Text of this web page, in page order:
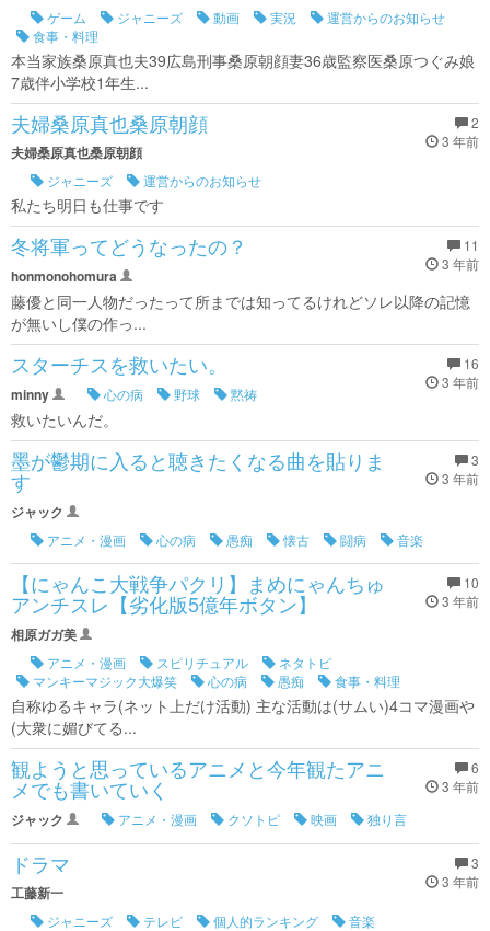
ゲーム ジャニーズ 動画 実況
運営からのお知らせ
食事・料理
本当家族桑原真也夫39広島刑事桑原朝顔妻36歳監察医桑原つぐみ娘
7歳伴小学校1年生...
2
3 年前
夫婦桑原真也桑原朝顔
夫婦桑原真也桑原朝顔
ジャニーズ 運営からのお知らせ
私たち明日も仕事です
11
3 年前
冬将軍ってどうなったの？
honmonohomura
藤優と同一人物だったって所までは知ってるけれどソレ以降の記憶
が無いし僕の作っ...
16
3 年前
スターチスを救いたい。
minny 心の病 野球 黙祷
救いたいんだ。
3
3 年前
墨が鬱期に入ると聴きたくなる曲を貼りま
す
ジャック
アニメ・漫画 心の病 愚痴 懐古 闘病 音楽
10
3 年前
【にゃんこ大戦争パクリ】まめにゃんちゅ
アンチスレ【劣化版5億年ボタン】
相原ガガ美
アニメ・漫画 スピリチュアル
ネタトピ
マンキーマジック大爆笑
心の病 愚痴 食事・料理
自称ゆるキャラ(ネット上だけ活動) 主な活動は(サムい)4コマ漫画や
(大衆に媚びてる...
6
3 年前
観ようと思っているアニメと今年観たアニ
メでも書いていく
ジャック アニメ・漫画 クソトピ 映画 独り言
3
3 年前
ドラマ
工藤新一
ジャニーズ テレビ 個人的ランキング 音楽